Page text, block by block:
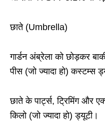
छाते (Umbrella)
गार्डन अंब्रेला को छोड़कर
पीस (जो ज्यादा हो) कस्टम्स
छाते के पार्ट्स, ट्रिमिंग और
किलो (जो ज्यादा हो) ड्यूटी।